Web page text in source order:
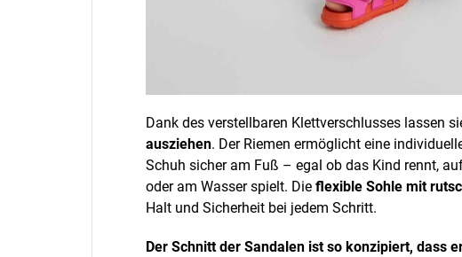
Dank des verstellbaren Klettverschlusses lassen
ausziehen. Der Riemen ermöglicht eine
Schuh sicher am Fuß – egal ob das Kind rennt,
oder am Wasser spielt. Die flexible Sohle mit
Halt und Sicherheit bei jedem Schritt.
Der Schnitt der Sandalen ist so konzipiert, dass